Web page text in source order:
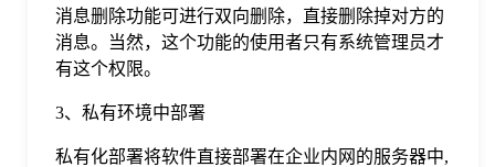
消息删除功能可进行双向删除，直接删除掉对方的
消息。当然，这个功能的使用者只有系统管理员才
有这个权限。
3、私有环境中部署
私有化部署将软件直接部署在企业内网的服务器中,